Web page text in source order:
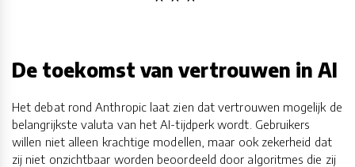
De toekomst van vertrouwen in AI
Het debat rond Anthropic laat zien dat vertrouwen mogelijk de
belangrijkste valuta van het AI-tijdperk wordt. Gebruikers
willen niet alleen krachtige modellen, maar ook zekerheid dat
zij niet onzichtbaar worden beoordeeld door algoritmes die zij